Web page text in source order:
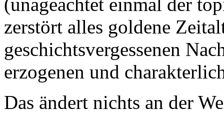
zerstört alles goldene
geschichtsvergessenen
erzogenen und
Das ändert nichts an der